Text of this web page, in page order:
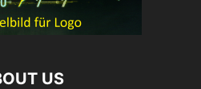
US